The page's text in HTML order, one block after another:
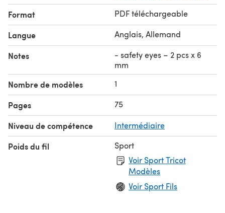
Format PDF téléchargeable
Langue Anglais, Allemand
Notes
- safety eyes – 2 pcs x 6
mm
Nombre de modèles 1
Pages 75
Niveau de compétence Intermédiaire
Poids du fil
Sport
Voir Sport Tricot
Modèles
Voir Sport Fils